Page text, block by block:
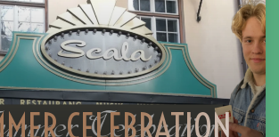
CELEBRATION